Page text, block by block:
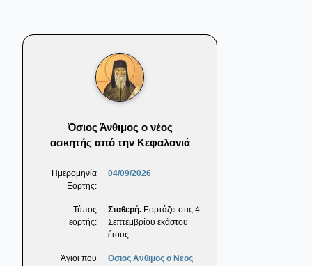
Όσιος Άνθιμος ο νέος
ασκητής από την Κεφαλονιά
Ημερομηνία
Εορτής:
04/09/2026
Τύπος
εορτής:
Σταθερή. Εορτάζει στις 4
Σεπτεμβρίου εκάστου
έτους.
Άγιοι που
Οσιος Ανθιμος ο Νεος